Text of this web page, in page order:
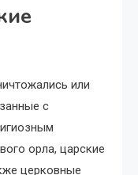
или
с
орла, царские
церковные